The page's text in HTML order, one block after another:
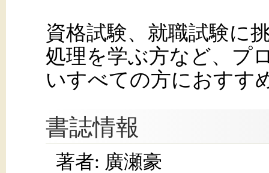
資格試験、就職試験に
処理を学ぶ方など、プ
いすべての方におすす
書誌情報
著者: 廣瀬豪